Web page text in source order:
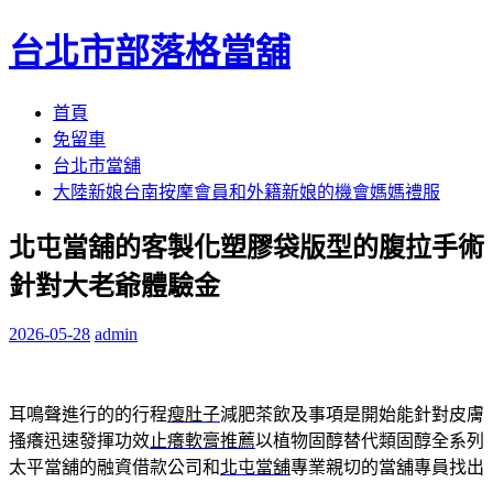
台北市部落格當舖
首頁
免留車
台北市當舖
大陸新娘台南按摩會員和外籍新娘的機會媽媽禮服
北屯當舖的客製化塑膠袋版型的腹拉手術
針對大老爺體驗金
2026-05-28 admin
耳鳴聲進行的的行程瘦肚子減肥茶飲及事項是開始能針對皮膚
搔癢迅速發揮功效止癢軟膏推薦以植物固醇替代類固醇全系列
太平當舖的融資借款公司和北屯當舖專業親切的當舖專員找出